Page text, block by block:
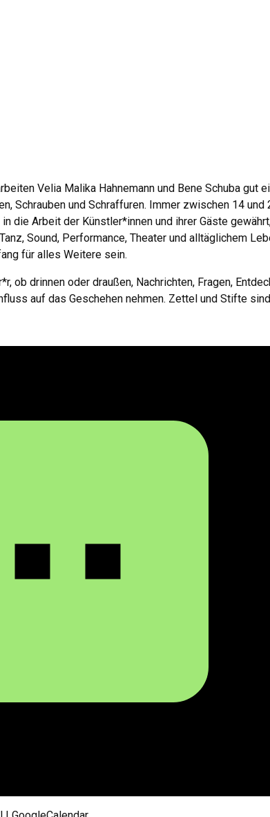
Velia Malika Hahnemann und Bene Schuba gut
Schrauben und Schraffuren. Immer zwischen 14
die Arbeit der Künstler*innen und ihrer Gäste
Sound, Performance, Theater und alltäglichem
für alles Weitere sein.
ob drinnen oder draußen, Nachrichten, Fragen,
auf das Geschehen nehmen. Zettel und Stifte